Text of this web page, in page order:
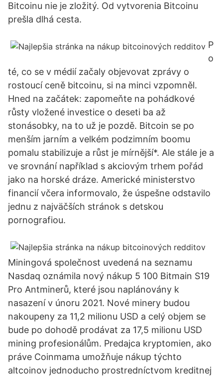
Bitcoinu nie je zložitý. Od vytvorenia Bitcoinu
prešla dlhá cesta.
P
o
té, co se v médií začaly objevovat zprávy o
rostoucí ceně bitcoinu, si na minci vzpomněl.
Hned na začátek: zapomeňte na pohádkové
růsty vložené investice o deseti ba až
stonásobky, na to už je pozdě. Bitcoin se po
menším jarním a velkém podzimním boomu
pomalu stabilizuje a růst je mírnější*. Ale stále je a
ve srovnání například s akciovým trhem pořád
jako na horské dráze. Americké ministerstvo
financií včera informovalo, že úspešne odstavilo
jednu z najväčších stránok s detskou
pornografiou.
Miningová společnost uvedená na seznamu
Nasdaq oznámila nový nákup 5 100 Bitmain S19
Pro Antminerů, které jsou naplánovány k
nasazení v únoru 2021. Nové minery budou
nakoupeny za 11,2 milionu USD a celý objem se
bude po dohodě prodávat za 17,5 milionu USD
mining profesionálům. Predajca kryptomien, ako
práve Coinmama umožňuje nákup týchto
altcoinov jednoducho prostredníctvom kreditnej